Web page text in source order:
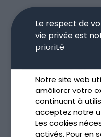
Le respect de
vie privée est
priorité
Notre site web
améliorer votre
continuant à
acceptez notre
Les cookies
activés. Pour en